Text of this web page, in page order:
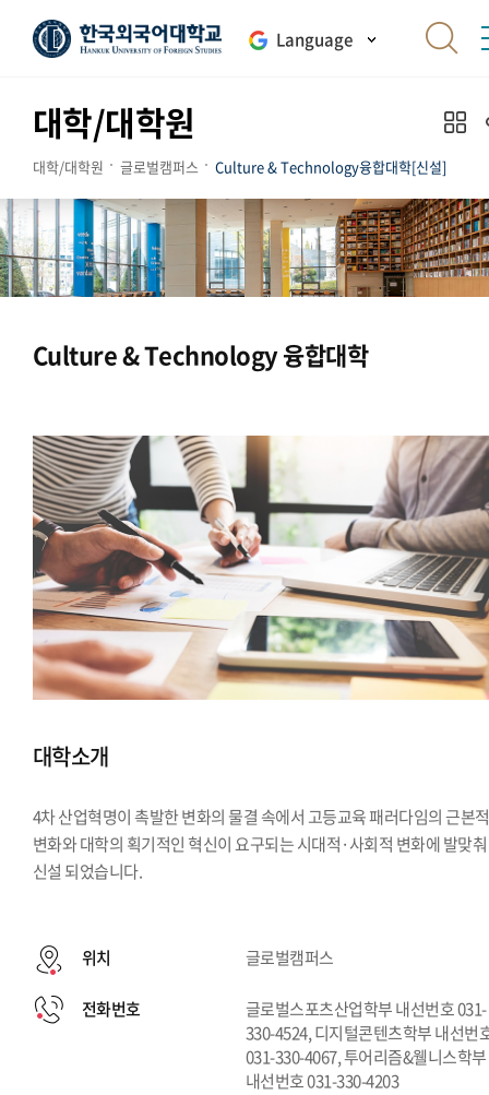
Language
대학/대학원
대학/대학원 글로벌캠퍼스 Culture & Technology융합대학[신설]
Culture & Technology 융합대학
대학소개
4차 산업혁명이 촉발한 변화의 물결 속에서 고등교육 패러다임의 근본적
변화와 대학의 획기적인 혁신이 요구되는 시대적·사회적 변화에 발맞춰
신설 되었습니다.
위치 글로벌캠퍼스
전화번호
글로벌스포츠산업학부 내선번호 031-
330-4524, 디지털콘텐츠학부 내선번
031-330-4067, 투어리즘&웰니스학부
내선번호 031-330-4203